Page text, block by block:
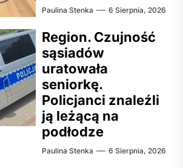
Paulina Stenka 6 Sierpnia, 2026
Region. Czujność
sąsiadów
uratowała
seniorkę.
Policjanci znaleźli
ją leżącą na
podłodze
Paulina Stenka 6 Sierpnia, 2026